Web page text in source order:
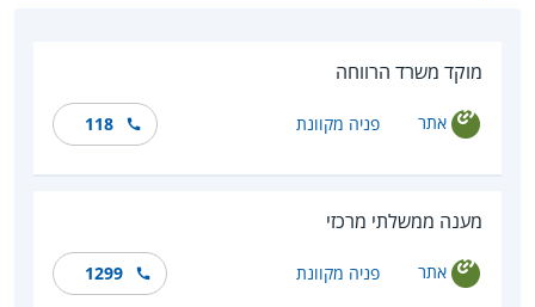
מוקד משרד הרווחה
אתר פניה מקוונת 118
מענה ממשלתי מרכזי
אתר פניה מקוונת 1299